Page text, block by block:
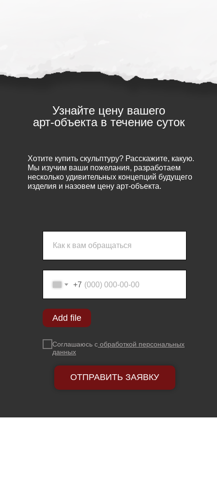
+7
Add file
Соглашаюсь с обработкой персональных
данных
ОТПРАВИТЬ ЗАЯВКУ
Хотите купить скульптуру? Расскажите, какую.
Мы изучим ваши пожелания, разработаем
несколько удивительных концепций будущего
изделия и назовем цену арт-объекта.
Узнайте цену вашего
арт-объекта в течение суток